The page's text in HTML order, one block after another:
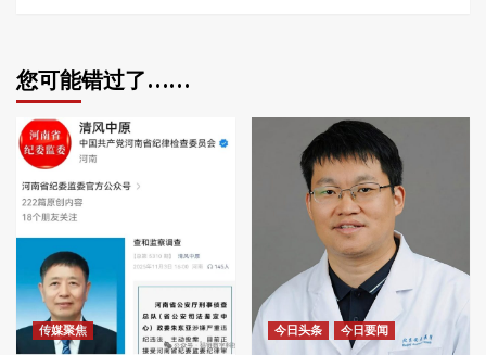
您可能错过了……
传媒聚焦 今日头条 今日要闻